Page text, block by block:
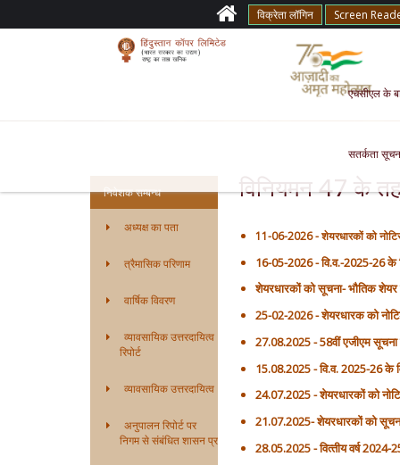
विक्रेता लॉगिन Screen
एचसीएल के
सतर्कता
निवेशक सम्बन्ध
अध्यक्ष का पता
त्रैमासिक परिणाम
वार्षिक विवरण
व्यावसायिक उत्तरदायित्व
रिपोर्ट
व्यावसायिक उत्तरदायित्व
अनुपालन रिपोर्ट पर
निगम से संबंधित शासन प्रणाली
विनियमन 47 के
11-06-2026 - शेयरधारकों को
16-05-2026 - वि.व.-2025-26 के
शेयरधारकों को सूचना- भौतिक
25-02-2026 - शेयरधारक को
27.08.2025 - 58वीं एजीएम
15.08.2025 - वि.व. 2025-26 के
24.07.2025 - शेयरधारकों को
21.07.2025- शेयरधारकों को
28.05.2025 - वित्‍तीय वर्ष 2024-